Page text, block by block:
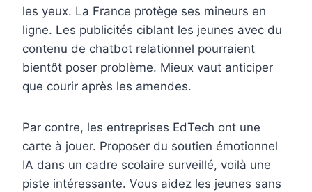
les yeux. La France protège ses mineurs en
ligne. Les publicités ciblant les jeunes avec du
contenu de chatbot relationnel pourraient
bientôt poser problème. Mieux vaut anticiper
que courir après les amendes.
Par contre, les entreprises EdTech ont une
carte à jouer. Proposer du soutien émotionnel
IA dans un cadre scolaire surveillé, voilà une
piste intéressante. Vous aidez les jeunes sans